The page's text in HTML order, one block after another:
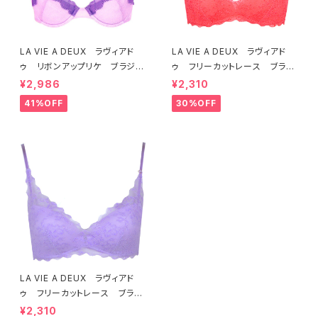
LA VIE A DEUX ラヴィアド
ゥ リボンアップリケ ブラジャ
ー（ラベンダー） 22293 SA
LE セール 送料無料
¥2,986
41%OFF
LA VIE A DEUX ラヴィアド
ゥ フリーカットレース ブラレ
ット ソフトブラ（トマトレッド）2
2457 SALE 送料無料
¥2,310
30%OFF
LA VIE A DEUX ラヴィアド
ゥ フリーカットレース ブラレ
ット ソフトブラ（ラベンダー）22
¥2,310